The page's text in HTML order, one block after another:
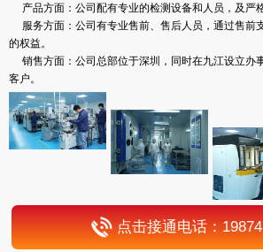
产品方面：公司配有专业的检测设备和人员，及严
服务方面：公司有专业售前、售后人员，通过售前
的权益。
销售方面：公司总部位于深圳，同时在九江设立办
客户。
点击接通电话：